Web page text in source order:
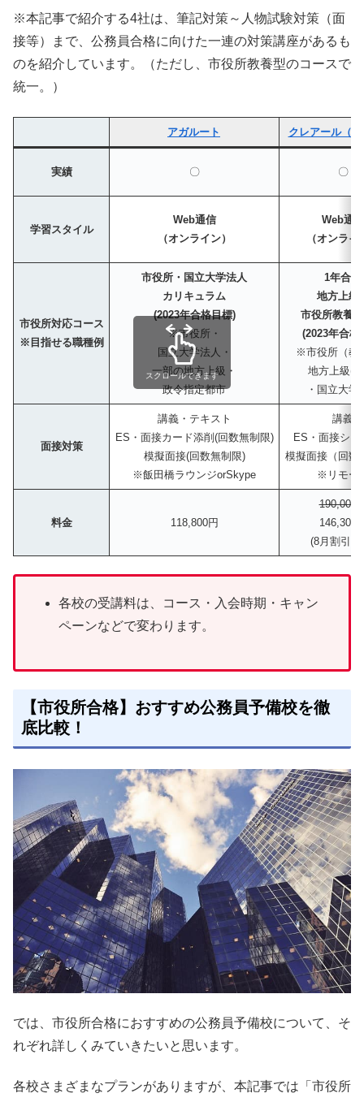
※本記事で紹介する4社は、筆記対策～人物試験対策（面
接等）まで、公務員合格に向けた一連の対策講座があるも
のを紹介しています。（ただし、市役所教養型のコースで
統一。）
アガルート クレアール（
実績 〇 〇
学習スタイル
Web通信
（オンライン）
Web通信
（オンライ
市役所対応コース
※目指せる職種例
市役所・国立大学法人
カリキュラム
(2023年合格目標)
※市役所・
国立大学法人・
一部の地方上級・
政令指定都市
1年合格
地方上級
市役所教養
(2023年合格
※市役所（教
地方上級(
・国立大学
面接対策
講義・テキスト
ES・面接カード添削(回数無制限)
模擬面接(回数無制限)
※飯田橋ラウンジorSkype
講義
ES・面接シー
模擬面接（回数
※リモー
料金 118,800円
190,000
146,300
(8月割引価
スクロールできます
各校の受講料は、コース・入会時期・キャン
ペーンなどで変わります。
【市役所合格】おすすめ公務員予備校を徹
底比較！
では、市役所合格におすすめの公務員予備校について、そ
れぞれ詳しくみていきたいと思います。
各校さまざまなプランがありますが、本記事では「市役所